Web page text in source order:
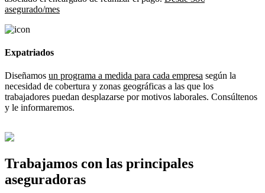
asegurado/mes
Expatriados
Diseñamos un programa a medida para cada empresa según la
necesidad de cobertura y zonas geográficas a las que los
trabajadores puedan desplazarse por motivos laborales. Consúltenos
y le informaremos.
Trabajamos con las principales
aseguradoras